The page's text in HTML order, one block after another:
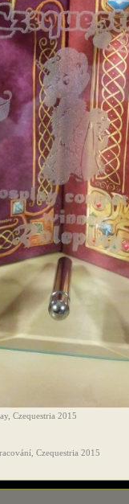
Czequestria 2015
Czequestria 2015